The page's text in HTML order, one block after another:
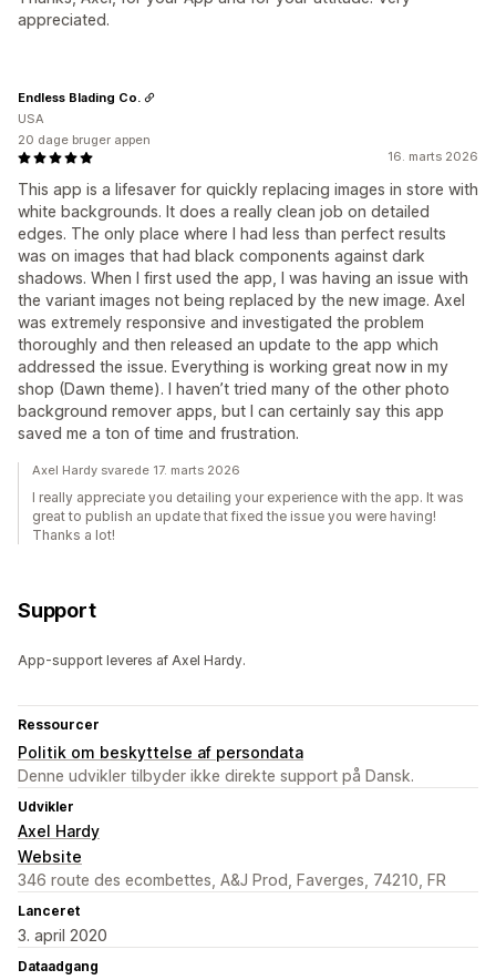
appreciated.
16. marts 2026
This app is a lifesaver for quickly replacing images in store with
white backgrounds. It does a really clean job on detailed
edges. The only place where I had less than perfect results
was on images that had black components against dark
shadows. When I first used the app, I was having an issue with
the variant images not being replaced by the new image. Axel
was extremely responsive and investigated the problem
thoroughly and then released an update to the app which
addressed the issue. Everything is working great now in my
shop (Dawn theme). I haven’t tried many of the other photo
background remover apps, but I can certainly say this app
saved me a ton of time and frustration.
Endless Blading Co.
USA
20 dage bruger appen
Axel Hardy svarede 17. marts 2026
I really appreciate you detailing your experience with the app. It was
great to publish an update that fixed the issue you were having!
Thanks a lot!
Support
App-support leveres af Axel Hardy.
Ressourcer
Politik om beskyttelse af persondata
Denne udvikler tilbyder ikke direkte support på Dansk.
Udvikler
Axel Hardy
Website
346 route des ecombettes, A&J Prod, Faverges, 74210, FR
Lanceret
3. april 2020
Dataadgang